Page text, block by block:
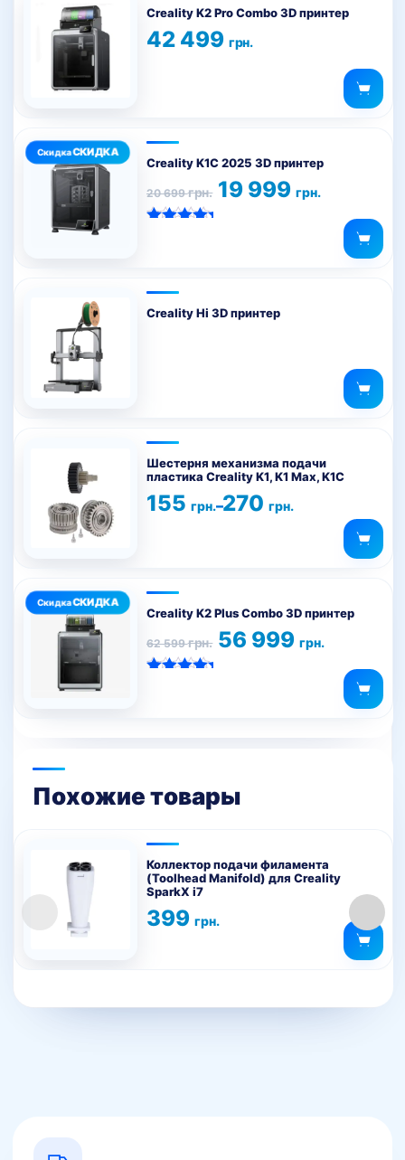
странице
товара.
Creality K2 Pro Combo 3D принтер
42 499 грн.
Creality K1C 2025 3D принтер
20 699грн.
Первоначальная
цена
составляла
19 999 грн.
цена:
19
Creality Hi 3D принтер
Шестерня механизма подачи
пластика Creality K1, K1 Max, K1C
155 грн.–270грн.
Диапазон
цен:
несколько
вариаций.
выбрать
на
странице
товара.
Creality K2 Plus Combo 3D принтер
62 599грн.
Первоначальная
цена
составляла
56 999 грн.
цена:
56
Похожие товары
Коллектор подачи филамента
(Toolhead Manifold) для Creality
SparkX i7
399 грн.